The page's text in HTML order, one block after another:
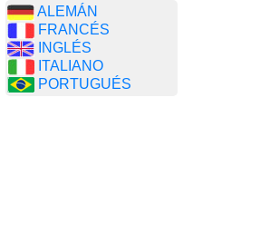
ALEMÁN
FRANCÉS
INGLÉS
ITALIANO
PORTUGUÉS